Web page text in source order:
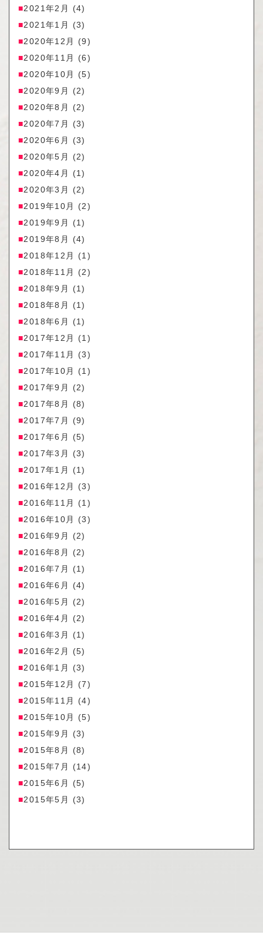
2021年2月
(4)
2021年1月
(3)
2020年12月
(9)
2020年11月
(6)
2020年10月
(5)
2020年9月
(2)
2020年8月
(2)
2020年7月
(3)
2020年6月
(3)
2020年5月
(2)
2020年4月
(1)
2020年3月
(2)
2019年10月
(2)
2019年9月
(1)
2019年8月
(4)
2018年12月
(1)
2018年11月
(2)
2018年9月
(1)
2018年8月
(1)
2018年6月
(1)
2017年12月
(1)
2017年11月
(3)
2017年10月
(1)
2017年9月
(2)
2017年8月
(8)
2017年7月
(9)
2017年6月
(5)
2017年3月
(3)
2017年1月
(1)
2016年12月
(3)
2016年11月
(1)
2016年10月
(3)
2016年9月
(2)
2016年8月
(2)
2016年7月
(1)
2016年6月
(4)
2016年5月
(2)
2016年4月
(2)
2016年3月
(1)
2016年2月
(5)
2016年1月
(3)
2015年12月
(7)
2015年11月
(4)
2015年10月
(5)
2015年9月
(3)
2015年8月
(8)
2015年7月
(14)
2015年6月
(5)
2015年5月
(3)